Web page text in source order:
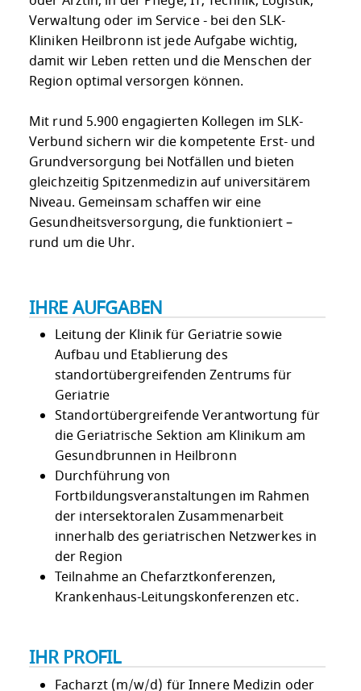
Verwaltung oder im Service - bei den SLK-
Kliniken Heilbronn ist jede Aufgabe wichtig,
damit wir Leben retten und die Menschen der
Region optimal versorgen können.
Mit rund 5.900 engagierten Kollegen im SLK-
Verbund sichern wir die kompetente Erst- und
Grundversorgung bei Notfällen und bieten
gleichzeitig Spitzenmedizin auf universitärem
Niveau. Gemeinsam schaffen wir eine
Gesundheitsversorgung, die funktioniert –
rund um die Uhr.
IHRE AUFGABEN
Leitung der Klinik für Geriatrie sowie
Aufbau und Etablierung des
standortübergreifenden Zentrums für
Geriatrie
Standortübergreifende Verantwortung für
die Geriatrische Sektion am Klinikum am
Gesundbrunnen in Heilbronn
Durchführung von
Fortbildungsveranstaltungen im Rahmen
der intersektoralen Zusammenarbeit
innerhalb des geriatrischen Netzwerkes in
der Region
Teilnahme an Chefarztkonferenzen,
Krankenhaus-Leitungskonferenzen etc.
IHR PROFIL
Facharzt (m/w/d) für Innere Medizin oder